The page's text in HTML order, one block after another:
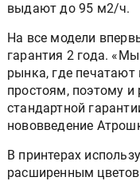
выдают до 95 м2/ч.
На все модели
гарантия 2 года.
рынка, где печатают
простоям, поэтому и
стандартной
нововведение
В принтерах
расширенным